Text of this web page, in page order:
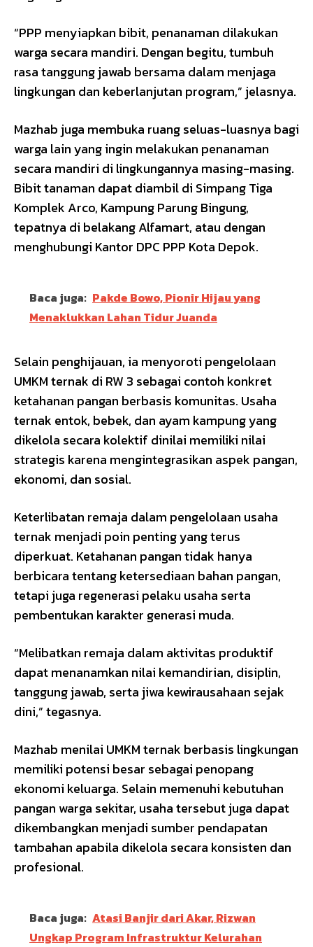
“PPP menyiapkan bibit, penanaman dilakukan
warga secara mandiri. Dengan begitu, tumbuh
rasa tanggung jawab bersama dalam menjaga
lingkungan dan keberlanjutan program,” jelasnya.
Mazhab juga membuka ruang seluas-luasnya bagi
warga lain yang ingin melakukan penanaman
secara mandiri di lingkungannya masing-masing.
Bibit tanaman dapat diambil di Simpang Tiga
Komplek Arco, Kampung Parung Bingung,
tepatnya di belakang Alfamart, atau dengan
menghubungi Kantor DPC PPP Kota Depok.
Baca juga: Pakde Bowo, Pionir Hijau yang
Menaklukkan Lahan Tidur Juanda
Selain penghijauan, ia menyoroti pengelolaan
UMKM ternak di RW 3 sebagai contoh konkret
ketahanan pangan berbasis komunitas. Usaha
ternak entok, bebek, dan ayam kampung yang
dikelola secara kolektif dinilai memiliki nilai
strategis karena mengintegrasikan aspek pangan,
ekonomi, dan sosial.
Keterlibatan remaja dalam pengelolaan usaha
ternak menjadi poin penting yang terus
diperkuat. Ketahanan pangan tidak hanya
berbicara tentang ketersediaan bahan pangan,
tetapi juga regenerasi pelaku usaha serta
pembentukan karakter generasi muda.
“Melibatkan remaja dalam aktivitas produktif
dapat menanamkan nilai kemandirian, disiplin,
tanggung jawab, serta jiwa kewirausahaan sejak
dini,” tegasnya.
Mazhab menilai UMKM ternak berbasis lingkungan
memiliki potensi besar sebagai penopang
ekonomi keluarga. Selain memenuhi kebutuhan
pangan warga sekitar, usaha tersebut juga dapat
dikembangkan menjadi sumber pendapatan
tambahan apabila dikelola secara konsisten dan
profesional.
Baca juga: Atasi Banjir dari Akar, Rizwan
Ungkap Program Infrastruktur Kelurahan